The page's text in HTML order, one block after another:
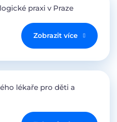
praxi v Praze
Zobrazit více
lékaře pro děti a